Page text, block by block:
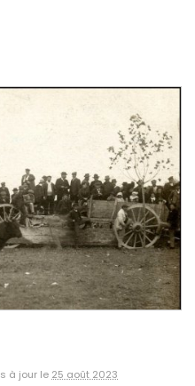
à jour le 25 août 2023